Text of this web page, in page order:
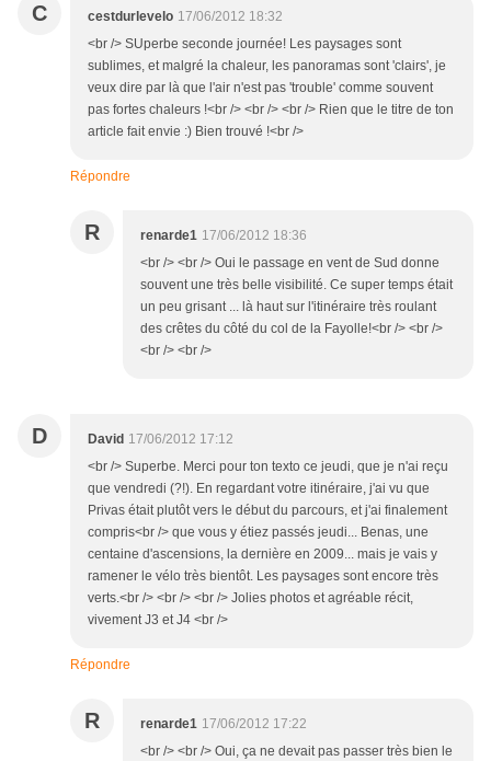
C cestdurlevelo 17/06/2012 18:32
<br /> SUperbe seconde journée! Les paysages sont
sublimes, et malgré la chaleur, les panoramas sont 'clairs', je
veux dire par là que l'air n'est pas 'trouble' comme souvent
pas fortes chaleurs !<br /> <br /> <br /> Rien que le titre de ton
article fait envie :) Bien trouvé !<br />
Répondre
R renarde1 17/06/2012 18:36
<br /> <br /> Oui le passage en vent de Sud donne
souvent une très belle visibilité. Ce super temps était
un peu grisant ... là haut sur l'itinéraire très roulant
des crêtes du côté du col de la Fayolle!<br /> <br />
<br /> <br />
D David 17/06/2012 17:12
<br /> Superbe. Merci pour ton texto ce jeudi, que je n'ai reçu
que vendredi (?!). En regardant votre itinéraire, j'ai vu que
Privas était plutôt vers le début du parcours, et j'ai finalement
compris<br /> que vous y étiez passés jeudi... Benas, une
centaine d'ascensions, la dernière en 2009... mais je vais y
ramener le vélo très bientôt. Les paysages sont encore très
verts.<br /> <br /> <br /> Jolies photos et agréable récit,
vivement J3 et J4 <br />
Répondre
R renarde1 17/06/2012 17:22
<br /> <br /> Oui, ça ne devait pas passer très bien le